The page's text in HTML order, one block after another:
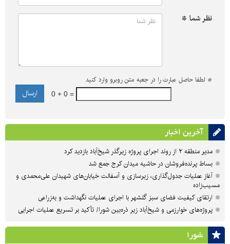
نظر شما *
* لطفا حاصل عبارت را در جعبه متن روبرو وارد کنید
0 + 0 =
آخرین اخبار
مدیر منطقه ۲ از روند اجرای پروژه زیرگذر شیخ‌آباد بازدید کرد
بساط پرنده‌فروشان در حاشیه میدان کرج جمع شد
آغاز عملیات جدول‌گذاری، زیرسازی و آسفالت خیابان‌های شهیدان علی‌محمدی و
مسیب‌زاده
ارتقای کیفیت فضای سبز گلشهر با اجرای عملیات نگهداشت و به‌زراعی
پروژه‌های خوارزمی و شیخ‌آباد زیر ذره‌بین شورا/ تأکید بر تسریع عملیات اجرایی
شورا